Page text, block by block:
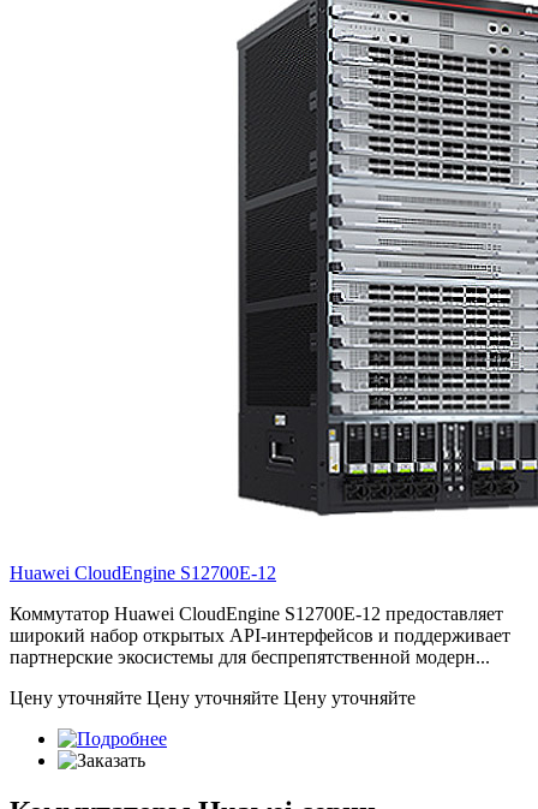
Huawei CloudEngine S12700E-12
Коммутатор Huawei CloudEngine S12700E-12 предоставляет
широкий набор открытых API-интерфейсов и поддерживает
партнерские экосистемы для беспрепятственной модерн...
Цену уточняйте Цену уточняйте Цену уточняйте